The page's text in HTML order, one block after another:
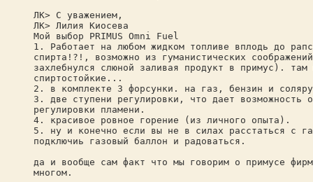
ЛК> С уважением,
ЛК> Лилия Киосева
Мой выбор PRIMUS Omni Fuel
1. Работает на любом жидком топливе вплодь до
спирта!?!, возможно из гуманистических
захлебнулся слюной заливая продукт в примус). там
спиртостойкие...
2. в комплекте 3 форсунки. на газ, бензин и
3. две ступени регулировки, что дает возможность
регулировки пламени.
4. красивое ровное горение (из личного опыта).
5. ну и конечно если вы не в силах расстаться с
подключиь газовый баллон и радоваться.
да и вообще сам факт что мы говорим о примусе
многом.